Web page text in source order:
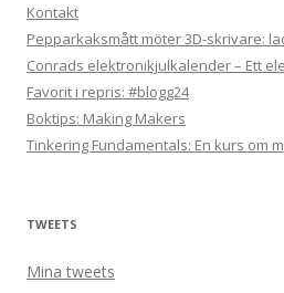
Kontakt
Pepparkaksmått möter 3D-skrivare:
Conrads elektronikjulkalender – Ett
Favorit i repris: #blogg24
Boktips: Making Makers
Tinkering Fundamentals: En kurs om
TWEETS
Mina tweets